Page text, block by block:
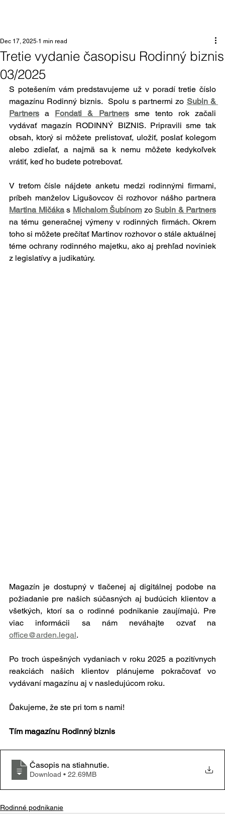
Tretie vydanie časopisu Rodinný biznis
03/2025
Dec 17, 2025 1 min read
S potešením vám predstavujeme už v poradí tretie číslo
magazínu Rodinný biznis.  Spolu s partnermi zo Subin &
Partners a Fondati & Partners
sme tento rok začali
vydávať magazín RODINNÝ BIZNIS. Pripravili sme tak
obsah, ktorý si môžete prelistovať, uložiť, poslať kolegom
alebo zdieľať, a najmä sa k nemu môžete kedykoľvek
vrátiť, keď ho budete potrebovať.
V treťom čísle nájdete anketu medzi rodinnými firmami,
Martina Mičáka s Michalom Šubínom zo Subin & Partners
na tému generačnej výmeny v rodinných firmách. Okrem
toho si môžete prečítať Martinov rozhovor o stále aktuálnej
téme ochrany rodinného majetku, ako aj prehľad noviniek
z legislatívy a judikatúry.
Magazín je dostupný v tlačenej aj digitálnej podobe na
požiadanie pre našich súčasných aj budúcich klientov a
všetkých, ktorí sa o rodinné podnikanie zaujímajú. Pre
office@arden.legal.
Po troch úspešných vydaniach v roku 2025 a pozitívnych
reakciách našich klientov plánujeme pokračovať vo
vydávaní magazínu aj v nasledujúcom roku.
Ďakujeme, že ste pri tom s nami!
Tím magazínu Rodinný biznis
Časopis na stiahnutie.
Download • 22.69MB
Rodinné podnikanie